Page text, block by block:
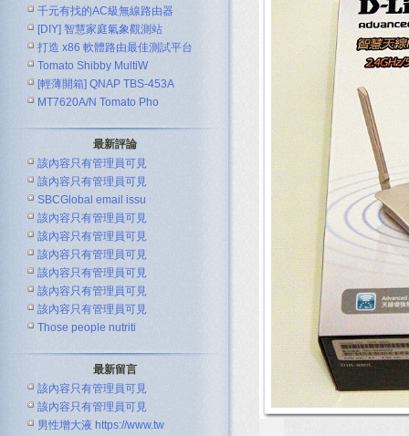
千元有找的AC級無線路由器
ASUS R
[DIY] 智慧家庭氣象觀測站
打造 x86 軟體路由最佳測試平台
Tomato Shibby MultiW
[輕薄開箱] QNAP TBS-453A
MT7620A/N Tomato Pho
最新評論
該內容只有管理員可見
該內容只有管理員可見
SBCGlobal email issu
該內容只有管理員可見
該內容只有管理員可見
該內容只有管理員可見
該內容只有管理員可見
該內容只有管理員可見
該內容只有管理員可見
Those people nutriti
最新留言
該內容只有管理員可見
該內容只有管理員可見
男性增大液 https://www.tw